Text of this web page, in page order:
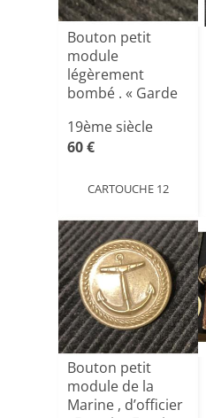
Bouton petit
module
légèrement
bombé . « Garde
Aigle[...]
19ème siècle
60 €
CARTOUCHE 12
Bouton petit
module de la
Marine , d’officier